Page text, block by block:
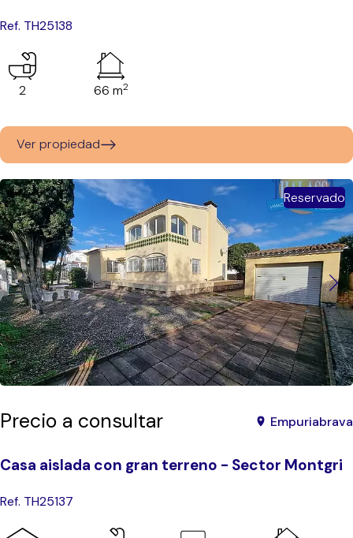
Ref. TH25138
2 66 m2
Ver propiedad
Reservado
Precio a consultar Empuriabrava
Casa aislada con gran terreno - Sector Montgri
Ref. TH25137